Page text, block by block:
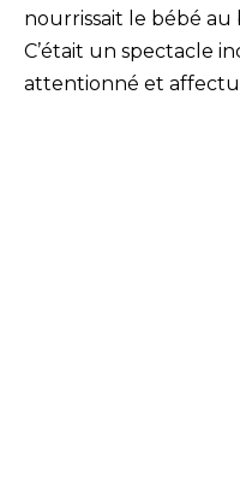
nourrissait le bébé
C’était un spectacle
attentionné et